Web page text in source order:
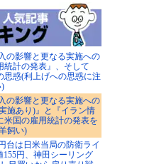
の影響と更なる実施への
統計の発表』、そして
思惑(利上げへの思惑に注
)
の影響と更なる実施への
施あり)』と『イラン情
米国の雇用統計の発表を
飼い)
台は日米当局の防衛ライ
155円、神田シーリング